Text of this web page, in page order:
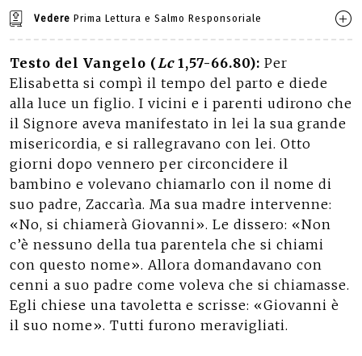
Vedere Prima Lettura e Salmo Responsoriale
Testo del Vangelo (Lc1,57-66.80): Per
Elisabetta si compì il tempo del parto e diede
alla luce un figlio. I vicini e i parenti udirono che
il Signore aveva manifestato in lei la sua grande
misericordia, e si rallegravano con lei. Otto
giorni dopo vennero per circoncidere il
bambino e volevano chiamarlo con il nome di
suo padre, Zaccarìa. Ma sua madre intervenne:
«No, si chiamerà Giovanni». Le dissero: «Non
c’è nessuno della tua parentela che si chiami
con questo nome». Allora domandavano con
cenni a suo padre come voleva che si chiamasse.
Egli chiese una tavoletta e scrisse: «Giovanni è
il suo nome». Tutti furono meravigliati.